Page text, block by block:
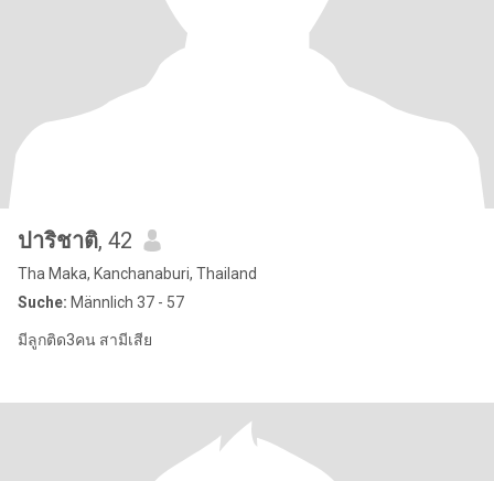
ปาริชาติ, 42
Tha Maka, Kanchanaburi, Thailand
Suche: Männlich 37 - 57
มีลูกติด3คน สามีเสีย